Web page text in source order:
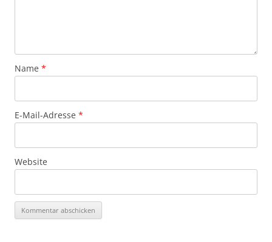
Name *
E-Mail-Adresse *
Website